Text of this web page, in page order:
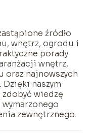
źródło
wnętrz, ogrodu i
porady
wnętrz,
najnowszych
naszym
zdobyć wiedzę
zewnętrznego.